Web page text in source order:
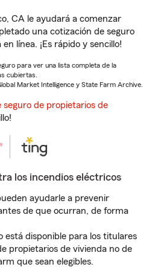
CA le ayudará a comenzar
una cotización de seguro
línea. ¡Es rápido y sencillo!
para ver una lista completa de la
cubiertas.
Market Intelligence y State Farm Archive.
seguro de propietarios de
los incendios eléctricos
ayudarle a prevenir
de que ocurran, de forma
está disponible para los titulares
propietarios de vivienda no de
que sean elegibles.